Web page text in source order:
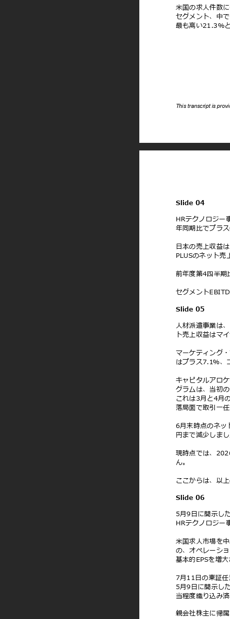
⽶国の求⼈件数
セグメント、中
最も⾼い21.3%
This transcript is
Slide 04
HRテクノロジー
年同期⽐でプラ
⽇本の売上収益
PLUSのネット売
前年度第4四半
セグメント
Slide 05
⼈材派遣事業は
ト売上収益はマ
マーケティング
はプラス7.1%、
キャピタルアロ
グラムは、当初
これは3⽉と4⽉
落局⾯で取引⼀
6⽉末時点のネッ
円まで減少しま
現時点では、
ん。
ここからは、以
Slide 06
5⽉9⽇に開⽰し
HRテクノロジー
⽶国求⼈市場を
の、オペレーシ
基本的EPSを増
7⽉11⽇の東証
5⽉9⽇に開⽰し
当程度織り込み
親会社株主に帰